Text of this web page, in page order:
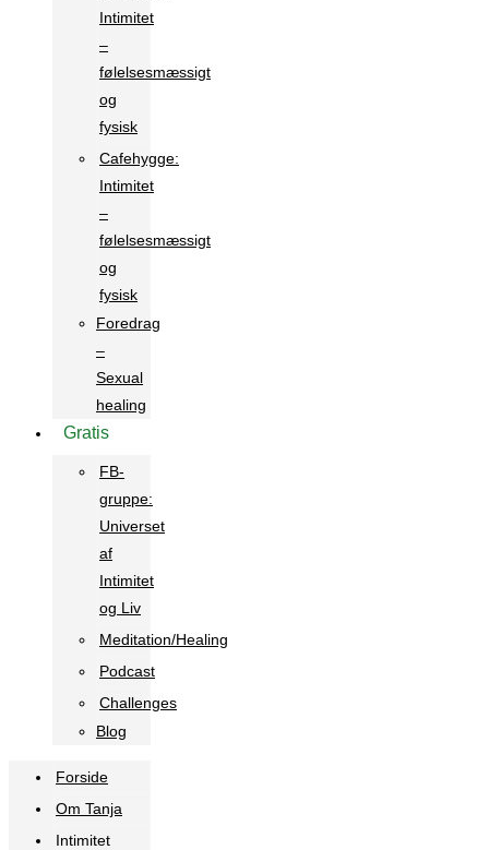
Intimitet
–
følelsesmæssigt
og
fysisk
Cafehygge:
Intimitet
–
følelsesmæssigt
og
fysisk
Foredrag
–
Sexual
healing
Gratis
FB-
gruppe:
Universet
af
Intimitet
og Liv
Meditation/Healing
Podcast
Challenges
Blog
Forside
Om Tanja
Intimitet